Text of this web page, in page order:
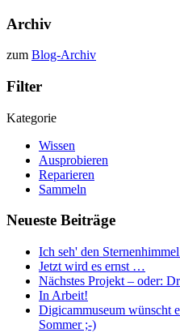
Archiv
zum Blog-Archiv
Filter
Kategorie
Wissen
Ausprobieren
Reparieren
Sammeln
Neueste Beiträge
Ich seh' den
Jetzt wird es ernst …
Nächstes Projekt – oder:
In Arbeit!
Digicammuseum wünscht
Sommer ;-)